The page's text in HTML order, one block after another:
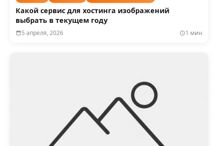
Какой сервис для хостинга изображений
выбрать в текущем году
5 апреля, 2026 1 мин